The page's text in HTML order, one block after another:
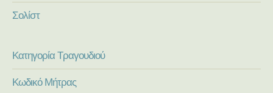
Σολίστ
Κατηγορία Τραγουδιού
Κωδικό Μήτρας